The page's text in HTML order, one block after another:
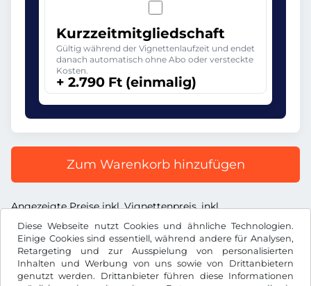
Diese Webseite nutzt Cookies und ähnliche Technologien.
Einige Cookies sind essentiell, während andere für Analysen,
Retargeting und zur Ausspielung von personalisierten
Inhalten und Werbung von uns sowie von Drittanbietern
genutzt werden. Drittanbieter führen diese Informationen
Kurzzeitmitgliedschaft
Gültig während der Vignettenlaufzeit und endet
danach automatisch ohne Abo oder versteckte
Kosten.
+ 2.790 Ft (einmalig)
Zum Warenkorb hinzufügen
Angezeigte Preise inkl. Vignettenpreis, inkl.
Dienstleistungsentgelt und inkl. der gesetzl. MwSt.